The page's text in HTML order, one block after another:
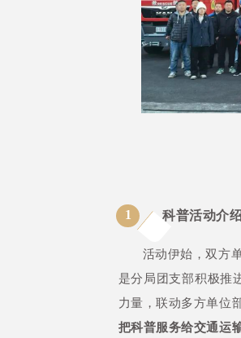
1 科普活动介
活动伊始，双方
是分局团支部积极推
力量，联动多方单位
把科普服务给交通运